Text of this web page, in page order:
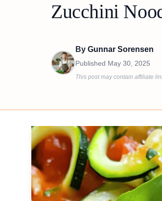
Zucchini
By Gunnar Sorensen
Published May 30, 2025
This post may contain affiliate